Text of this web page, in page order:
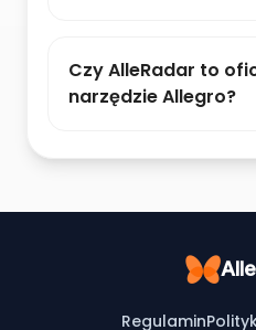
Czy AlleRadar to
narzędzie Allegro?
Regulamin